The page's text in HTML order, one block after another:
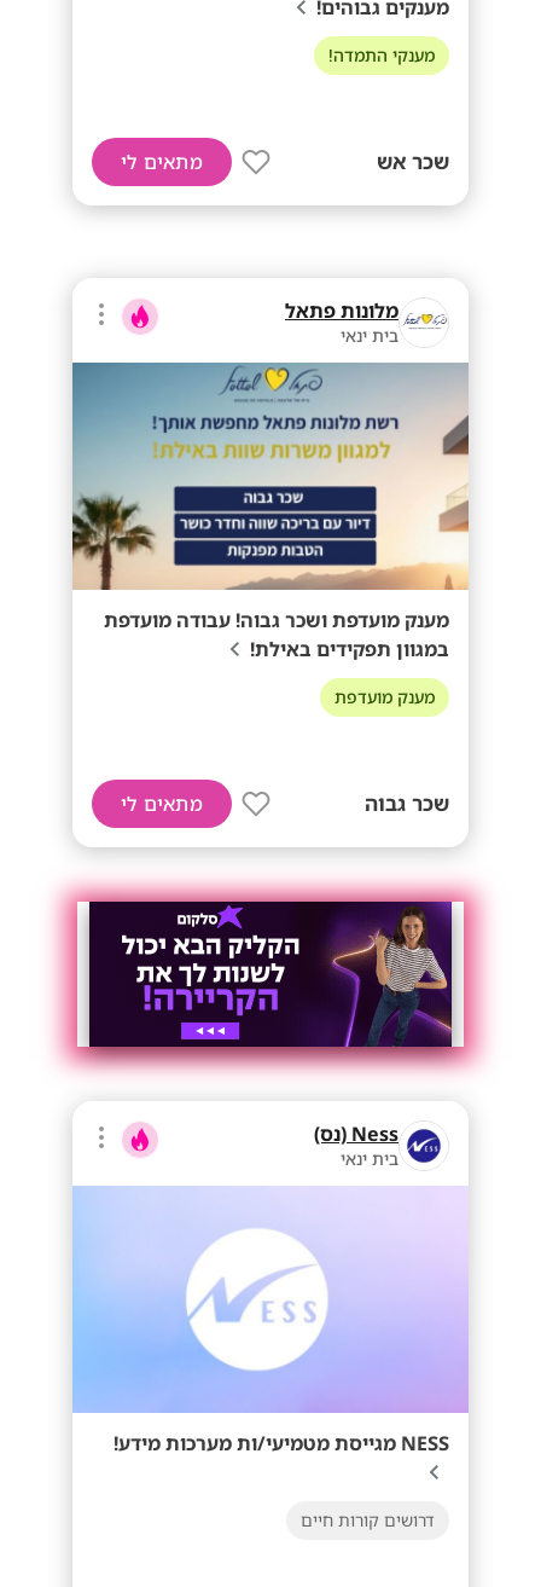
מענקים גבוהים!
מענקי התמדה!
שכר אש מתאים לי
מלונות פתאל
בית ינאי
מענק מועדפת ושכר גבוה! עבודה מועדפת
במגוון תפקידים באילת!
מענק מועדפת
שכר גבוה מתאים לי
Ness (נס)
בית ינאי
NESS מגייסת מטמיעי/ות מערכות מידע!
דרושים קורות חיים